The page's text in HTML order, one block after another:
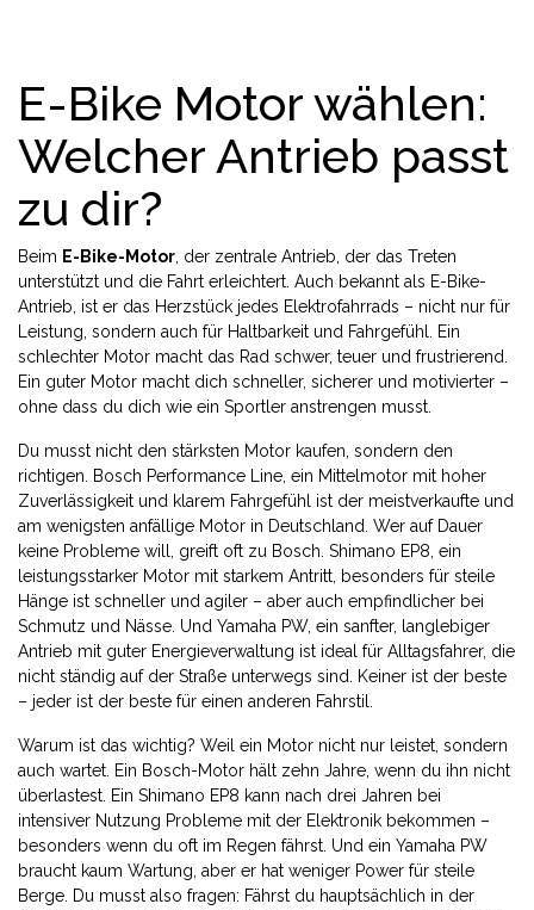
E-Bike Motor wählen:
Welcher Antrieb passt
zu dir?
Beim E-Bike-Motor der zentrale Antrieb, der das Treten
unterstützt und die Fahrt erleichtert . Auch bekannt als E-Bike-
Antrieb , ist er das Herzstück jedes Elektrofahrrads – nicht nur für
Leistung, sondern auch für Haltbarkeit und Fahrgefühl.
Ein
schlechter Motor macht das Rad schwer, teuer und frustrierend.
Ein guter Motor macht dich schneller, sicherer und motivierter –
ohne dass du dich wie ein Sportler anstrengen musst.
Du musst nicht den stärksten Motor kaufen, sondern den
richtigen.
Bosch Performance Line ein Mittelmotor mit hoher
Zuverlässigkeit und klarem Fahrgefühl
ist der meistverkaufte und
am wenigsten anfällige Motor in Deutschland. Wer auf Dauer
keine Probleme will, greift oft zu Bosch. Shimano EP8 ein
leistungsstarker Motor mit starkem Antritt, besonders für steile
Hänge ist schneller und agiler – aber auch empfindlicher bei
Schmutz und Nässe. Und Yamaha PW, ein sanfter, langlebiger
Antrieb mit guter Energieverwaltung ist ideal für Alltagsfahrer, die
nicht ständig auf der Straße unterwegs sind. Keiner ist der beste
– jeder ist der beste für einen anderen Fahrstil.
Warum ist das wichtig? Weil ein Motor nicht nur leistet, sondern
auch wartet. Ein Bosch-Motor hält zehn Jahre, wenn du ihn nicht
überlastest. Ein Shimano EP8 kann nach drei Jahren bei
intensiver Nutzung Probleme mit der Elektronik bekommen –
besonders wenn du oft im Regen fährst. Und ein Yamaha PW
braucht kaum Wartung, aber er hat weniger Power für steile
Berge. Du musst also fragen: Fährst du hauptsächlich in der